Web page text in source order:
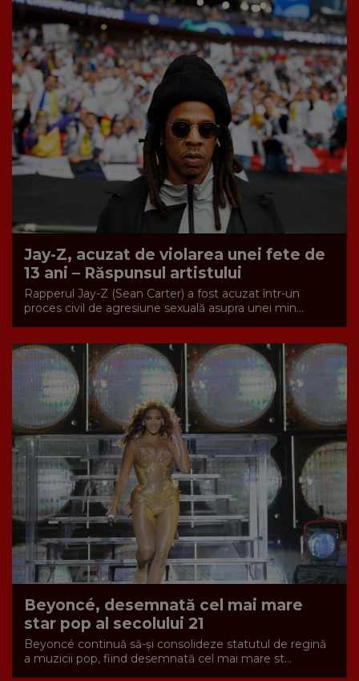
Jay-Z, acuzat de violarea unei fete de
13 ani – Răspunsul artistului
Rapperul Jay-Z (Sean Carter) a fost acuzat într-un
proces civil de agresiune sexuală asupra unei min...
Beyoncé, desemnată cel mai mare
star pop al secolului 21
Beyoncé continuă să-și consolideze statutul de regină
a muzicii pop, fiind desemnată cel mai mare st...